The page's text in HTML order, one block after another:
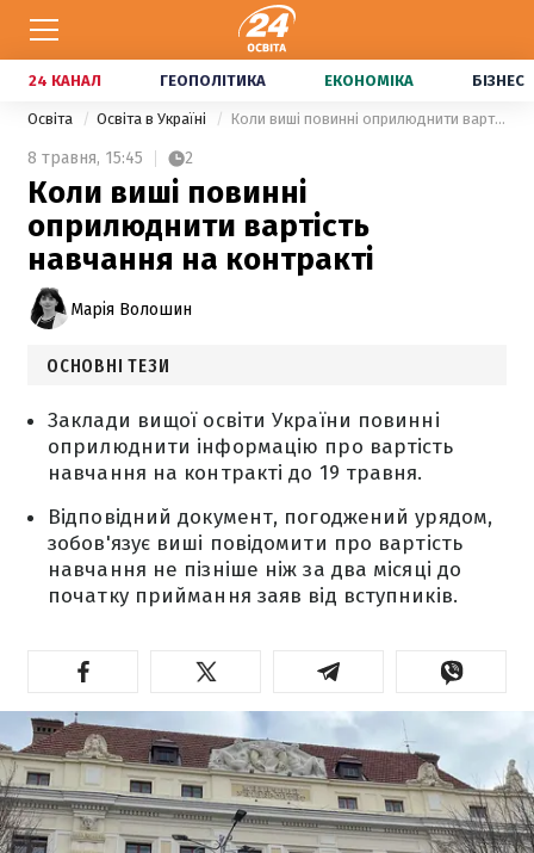
24 КАНАЛ ГЕОПОЛІТИКА ЕКОНОМІКА БІЗНЕС
Освіта Освіта в Україні Коли виші повинні оприлюднити вартість навчання на контракті
8 травня, 15:45 2
Коли виші повинні
оприлюднити вартість
навчання на контракті
Марія Волошин
ОСНОВНІ ТЕЗИ
Заклади вищої освіти України повинні
оприлюднити інформацію про вартість
навчання на контракті до 19 травня.
Відповідний документ, погоджений урядом,
зобов'язує виші повідомити про вартість
навчання не пізніше ніж за два місяці до
початку приймання заяв від вступників.